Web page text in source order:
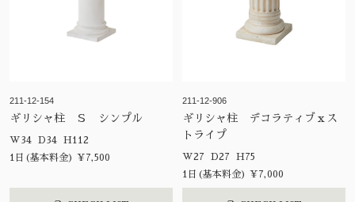
211-12-154
ギリシャ柱 Ｓ シンプル
W34 D34 H112
1日(基本料金) ¥7,500
211-12-906
ギリシャ柱 デコラティブｘス
トライプ
W27 D27 H75
1日(基本料金) ¥7,000